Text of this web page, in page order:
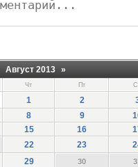
Август 2013 »
Чт Пт
1 2
8 9
15 16
22 23
29 30